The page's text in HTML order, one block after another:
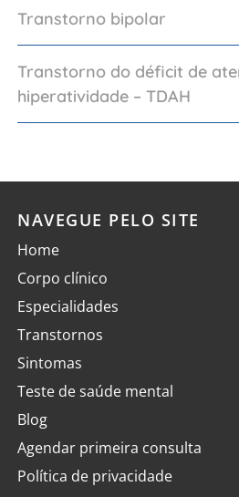
Transtorno bipolar
Transtorno do déficit de
hiperatividade – TDAH
NAVEGUE PELO SITE
Home
Corpo clínico
Especialidades
Transtornos
Sintomas
Teste de saúde mental
Blog
Agendar primeira consulta
Política de privacidade